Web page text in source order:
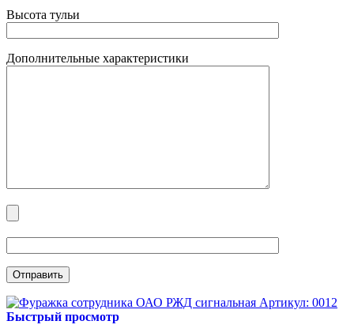
Высота тульи
Дополнительные характеристики
Артикул: 0012
Быстрый просмотр